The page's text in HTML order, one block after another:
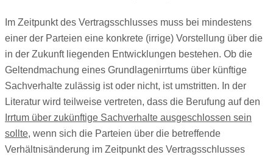
Im Zeitpunkt des Vertragsschlusses muss bei mindestens
einer der Parteien eine konkrete (irrige) Vorstellung über die
in der Zukunft liegenden Entwicklungen bestehen. Ob die
Geltendmachung eines Grundlagenirrtums über künftige
Sachverhalte zulässig ist oder nicht, ist umstritten. In der
Literatur wird teilweise vertreten, dass die Berufung auf den
Irrtum über zukünftige Sachverhalte ausgeschlossen sein
sollte, wenn sich die Parteien über die betreffende
Verhältnisänderung im Zeitpunkt des Vertragsschlusses